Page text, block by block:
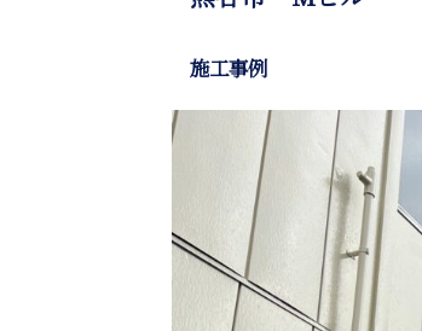
施工事例